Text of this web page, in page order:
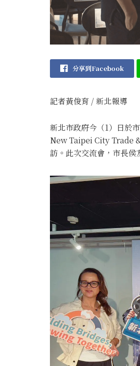
分享到Facebook
記者黃俊育 / 新北報導
新北市政府今（1）日於
New Taipei City Trade
訪。此次交流會，市長侯